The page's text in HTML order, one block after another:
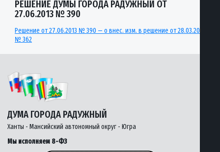
РЕШЕНИЕ ДУМЫ ГОРОДА РАДУЖНЫЙ ОТ
27.06.2013 № 390
Решение от 27.06.2013 № 390 — о внес. изм. в решение от 28.03.2013
№ 362
ДУМА ГОРОДА РАДУЖНЫЙ
Ханты - Мансийский автономный округ - Югра
Мы исполняем 8-ФЗ